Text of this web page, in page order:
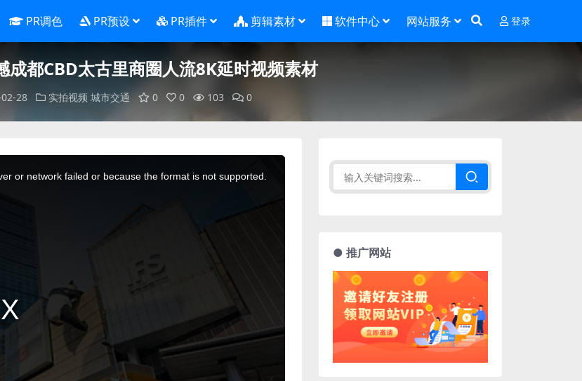
PR调色 PR预设 PR插件 剪辑素材 软件中心 网站服务 登录
成都CBD太古里商圈人流8K延时视频素材
28 实拍视频 城市交通 0 0 103 0
or network failed or because the format is not supported.
● 推广网站